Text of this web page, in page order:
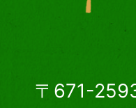
〒671-